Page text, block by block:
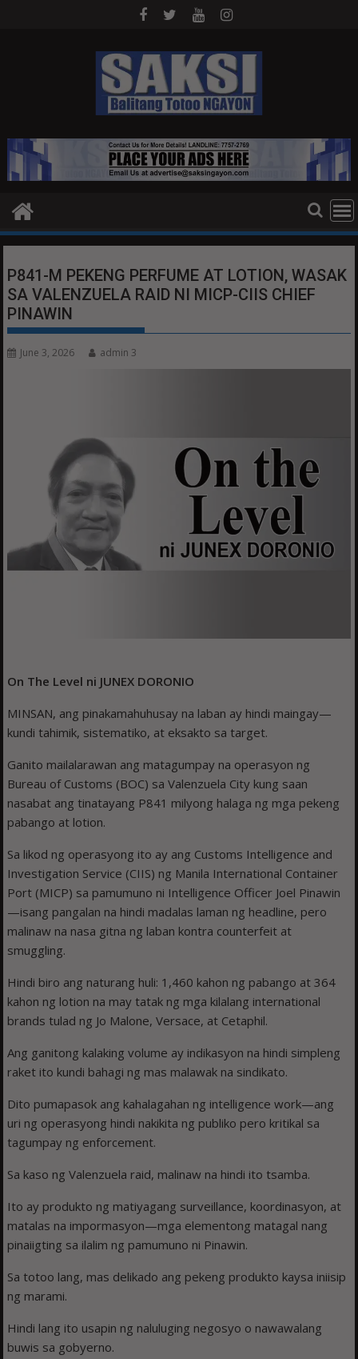
P841-M PEKENG PERFUME AT LOTION, WASAK
SA VALENZUELA RAID NI MICP-CIIS CHIEF
PINAWIN
June 3, 2026 admin 3
On The Level ni JUNEX DORONIO
MINSAN, ang pinakamahuhusay na laban ay hindi maingay—
kundi tahimik, sistematiko, at eksakto sa target.
Ganito mailalarawan ang matagumpay na operasyon ng
Bureau of Customs (BOC) sa Valenzuela City kung saan
nasabat ang tinatayang P841 milyong halaga ng mga pekeng
pabango at lotion.
Sa likod ng operasyong ito ay ang Customs Intelligence and
Investigation Service (CIIS) ng Manila International Container
Port (MICP) sa pamumuno ni Intelligence Officer Joel Pinawin
—isang pangalan na hindi madalas laman ng headline, pero
malinaw na nasa gitna ng laban kontra counterfeit at
smuggling.
Hindi biro ang naturang huli: 1,460 kahon ng pabango at 364
kahon ng lotion na may tatak ng mga kilalang international
brands tulad ng Jo Malone, Versace, at Cetaphil.
Ang ganitong kalaking volume ay indikasyon na hindi simpleng
raket ito kundi bahagi ng mas malawak na sindikato.
Dito pumapasok ang kahalagahan ng intelligence work—ang
uri ng operasyong hindi nakikita ng publiko pero kritikal sa
tagumpay ng enforcement.
Sa kaso ng Valenzuela raid, malinaw na hindi ito tsamba.
Ito ay produkto ng matiyagang surveillance, koordinasyon, at
matalas na impormasyon—mga elementong matagal nang
pinaiigting sa ilalim ng pamumuno ni Pinawin.
Sa totoo lang, mas delikado ang pekeng produkto kaysa iniisip
ng marami.
Hindi lang ito usapin ng naluluging negosyo o nawawalang
buwis sa gobyerno.